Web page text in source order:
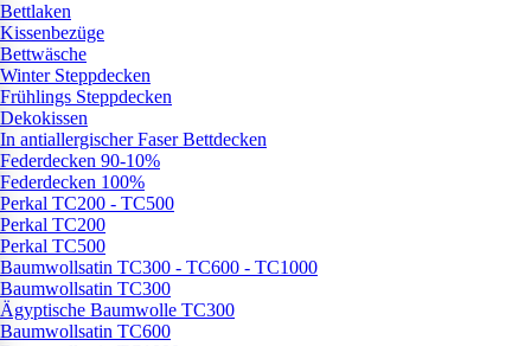
Bettlaken
Kissenbezüge
Bettwäsche
Winter Steppdecken
Frühlings Steppdecken
Dekokissen
In antiallergischer Faser Bettdecken
Federdecken 90-10%
Federdecken 100%
Perkal TC200 - TC500
Perkal TC200
Perkal TC500
Baumwollsatin TC300 - TC600 - TC1000
Baumwollsatin TC300
Ägyptische Baumwolle TC300
Baumwollsatin TC600